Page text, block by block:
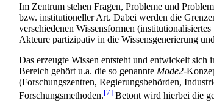
Im Zentrum stehen Fragen, Probleme und
bzw. institutioneller Art. Dabei werden die
verschiedenen Wissensformen
Akteure partizipativ in die Wissens­generierung
Das erzeugte Wissen entsteht und entwickelt
Bereich gehört u.a. die so genannte Mode2-
(Forschungs­zentren, Regierungs­behörden,
Forschungs­methoden.[7] Betont wird hierbei die